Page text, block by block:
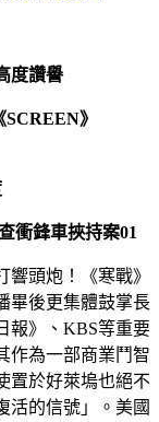
度讚譽
》
頭炮！《寒戰》
畢後更集體鼓掌長
報》、KBS等重要
作為一部商業鬥智
置於好萊塢也絕不
活的信號」。美國